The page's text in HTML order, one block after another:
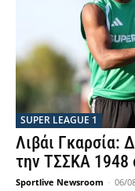
SUPER LEAGUE 1
Λιβάι Γκαρσία:
την ΤΣΣΚΑ 1948
Sportlive Newsroom - 06/